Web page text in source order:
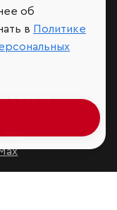
Max
об
в Политике